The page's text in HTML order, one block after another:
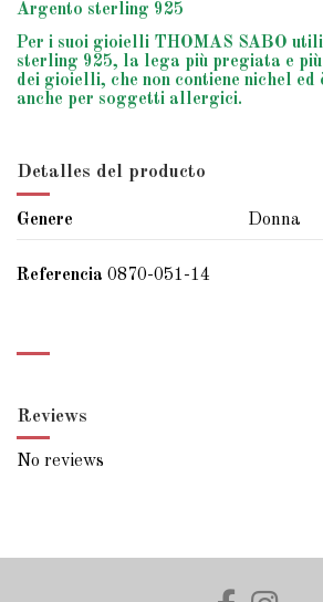
Argento sterling 925
Per i suoi gioielli THOMAS SABO
sterling 925, la lega più pregiata e
dei gioielli, che non contiene nichel ed
anche per soggetti allergici.
Detalles del producto
Genere Donna
Referencia 0870-051-14
Reviews
No reviews